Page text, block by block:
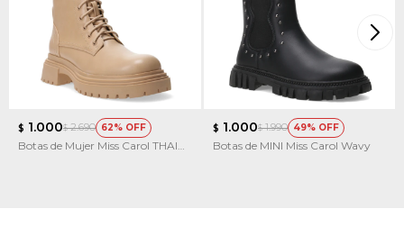
$ 1.000$ 2.690 62
Botas de Mujer Miss Carol THAI
$ 1.000$ 1.990 49
Botas de MINI Miss Carol Wavy